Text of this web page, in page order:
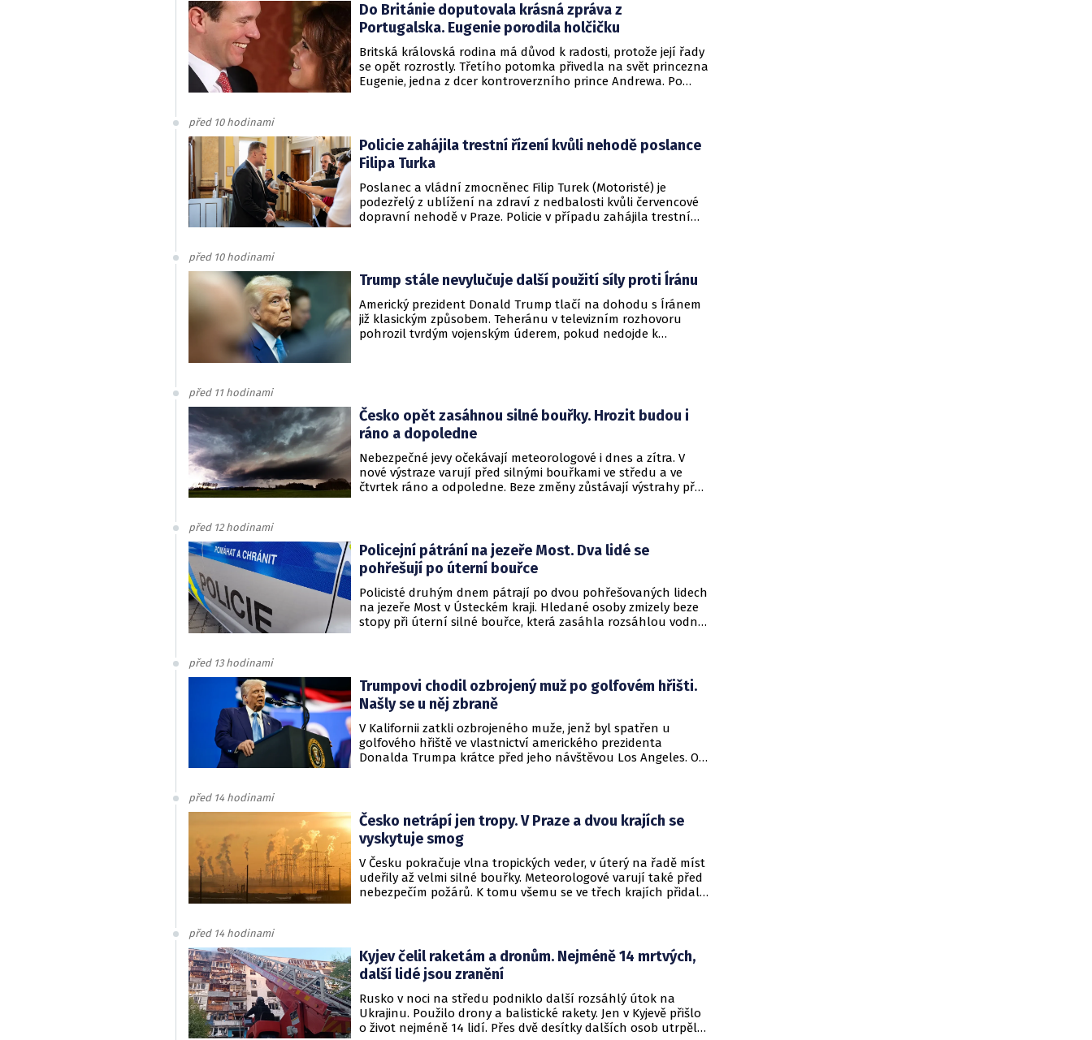
Do Británie doputovala krásná zpráva z
Portugalska. Eugenie porodila holčičku
Britská královská rodina má důvod k radosti, protože její řady
se opět rozrostly. Třetího potomka přivedla na svět princezna
Eugenie, jedna z dcer kontroverzního prince Andrewa. Po
před 10 hodinami
Policie zahájila trestní řízení kvůli nehodě poslance
Filipa Turka
Poslanec a vládní zmocněnec Filip Turek (Motoristé) je
podezřelý z ublížení na zdraví z nedbalosti kvůli červencové
dopravní nehodě v Praze. Policie v případu zahájila trestní
před 10 hodinami
Trump stále nevylučuje další použití síly proti Íránu
Americký prezident Donald Trump tlačí na dohodu s Íránem
již klasickým způsobem. Teheránu v televizním rozhovoru
pohrozil tvrdým vojenským úderem, pokud nedojde k
před 11 hodinami
Česko opět zasáhnou silné bouřky. Hrozit budou i
ráno a dopoledne
Nebezpečné jevy očekávají meteorologové i dnes a zítra. V
nové výstraze varují před silnými bouřkami ve středu a ve
čtvrtek ráno a odpoledne. Beze změny zůstávají výstrahy před
před 12 hodinami
Policejní pátrání na jezeře Most. Dva lidé se
pohřešují po úterní bouřce
Policisté druhým dnem pátrají po dvou pohřešovaných lidech
na jezeře Most v Ústeckém kraji. Hledané osoby zmizely beze
stopy při úterní silné bouřce, která zasáhla rozsáhlou vodní
před 13 hodinami
Trumpovi chodil ozbrojený muž po golfovém hřišti.
Našly se u něj zbraně
V Kalifornii zatkli ozbrojeného muže, jenž byl spatřen u
golfového hřiště ve vlastnictví amerického prezidenta
Donalda Trumpa krátce před jeho návštěvou Los Angeles. O
před 14 hodinami
Česko netrápí jen tropy. V Praze a dvou krajích se
vyskytuje smog
V Česku pokračuje vlna tropických veder, v úterý na řadě míst
udeřily až velmi silné bouřky. Meteorologové varují také před
nebezpečím požárů. K tomu všemu se ve třech krajích přidal
před 14 hodinami
Kyjev čelil raketám a dronům. Nejméně 14 mrtvých,
další lidé jsou zranění
Rusko v noci na středu podniklo další rozsáhlý útok na
Ukrajinu. Použilo drony a balistické rakety. Jen v Kyjevě přišlo
o život nejméně 14 lidí. Přes dvě desítky dalších osob utrpěly